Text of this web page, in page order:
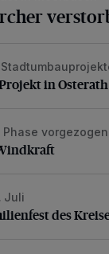
in Osterath
in Osterath
vorgezogen
des
Juli
des